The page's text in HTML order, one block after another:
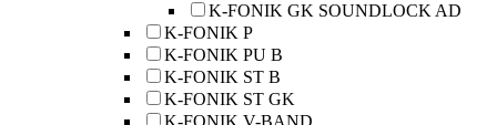
K-FONIK GK SOUNDLOCK AD
K-FONIK P
K-FONIK PU B
K-FONIK ST B
K-FONIK ST GK